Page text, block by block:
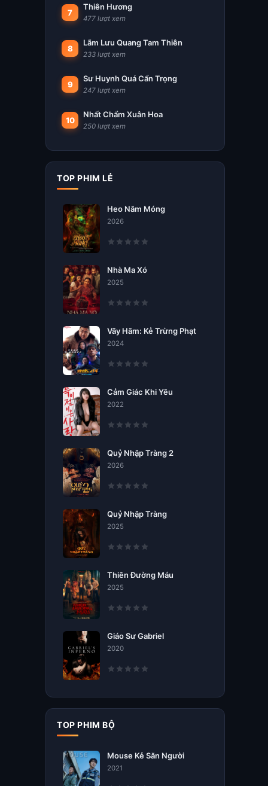
7
Thiên Hương
477 lượt xem
8
Lãm Lưu Quang Tam Thiên
233 lượt xem
9
Sư Huynh Quá Cẩn Trọng
247 lượt xem
10
Nhất Chẩm Xuân Hoa
250 lượt xem
TOP PHIM LẺ
Heo Năm Móng
2026
Nhà Ma Xó
2025
Vây Hãm: Kẻ Trừng Phạt
2024
Cảm Giác Khi Yêu
2022
Quỷ Nhập Tràng 2
2026
Quỷ Nhập Tràng
2025
Thiên Đường Máu
2025
Giáo Sư Gabriel
2020
TOP PHIM BỘ
Mouse Kẻ Săn Người
2021